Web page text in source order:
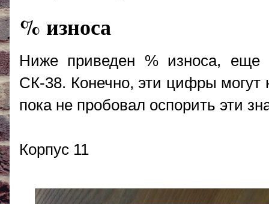
% износа
Ниже приведен % износа,
СК-38. Конечно, эти цифры могут
пока не пробовал оспорить эти
Корпус 11